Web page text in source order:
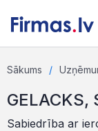
Sākums
GELACKS,
Sabiedrība ar